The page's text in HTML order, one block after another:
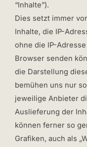
“Inhalte”).
Dies setzt immer
Inhalte, die IP-
ohne die IP-
Browser senden
die Darstellung
bemühen uns nur
jeweilige Anbieter
Auslieferung der
können ferner so
Grafiken, auch als